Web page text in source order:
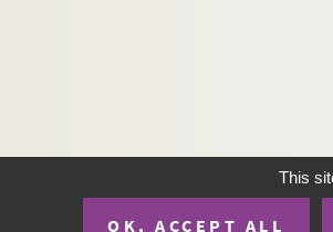
This
OK, ACCEPT ALL